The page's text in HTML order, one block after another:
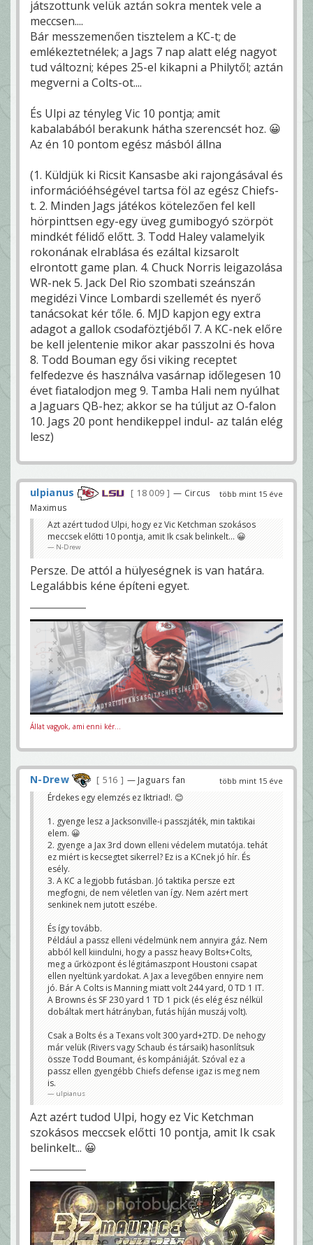
játszottunk velük aztán sokra mentek vele a
meccsen....
Bár messzemenően tisztelem a KC-t; de
emlékeztetnélek; a Jags 7 nap alatt elég nagyot
tud változni; képes 25-el kikapni a Philytől; aztán
megverni a Colts-ot....
És Ulpi az tényleg Vic 10 pontja; amit
kabalabából berakunk hátha szerencsét hoz. 😀
Az én 10 pontom egész másból állna
(1. Küldjük ki Ricsit Kansasbe aki rajongásával és
információéhségével tartsa föl az egész Chiefs-
t. 2. Minden Jags játékos kötelezően fel kell
hörpinttsen egy-egy üveg gumibogyó szörpöt
mindkét félidő előtt. 3. Todd Haley valamelyik
rokonának elrablása és ezáltal kizsarolt
elrontott game plan. 4. Chuck Norris leigazolása
WR-nek 5. Jack Del Rio szombati szeánszán
megidézi Vince Lombardi szellemét és nyerő
tanácsokat kér tőle. 6. MJD kapjon egy extra
adagot a gallok csodaföztjéből 7. A KC-nek előre
be kell jelentenie mikor akar passzolni és hova
8. Todd Bouman egy ősi viking receptet
felfedezve és használva vasárnap időlegesen 10
évet fiatalodjon meg 9. Tamba Hali nem nyúlhat
a Jaguars QB-hez; akkor se ha túljut az O-falon
10. Jags 20 pont hendikeppel indul- az talán elég
lesz)
több mint 15 éve
ulpianus 18 009
— Circus
Maximus
Azt azért tudod Ulpi, hogy ez Vic Ketchman szokásos
meccsek előtti 10 pontja, amit Ik csak belinkelt... 😀
N-Drew
Persze. De attól a hülyeségnek is van határa.
Legalábbis kéne építeni egyet.
Állat vagyok, ami enni kér...
több mint 15 éve
N-Drew 516 — Jaguars fan
Érdekes egy elemzés ez Iktriad!. 😊
1. gyenge lesz a Jacksonville-i passzjáték, min taktikai
elem. 😀
2. gyenge a Jax 3rd down elleni védelem mutatója. tehát
ez miért is kecsegtet sikerrel? Ez is a KCnek jó hír. És
esély.
3. A KC a legjobb futásban. Jó taktika persze ezt
megfogni, de nem véletlen van így. Nem azért mert
senkinek nem jutott eszébe.
És így tovább.
Például a passz elleni védelmünk nem annyira gáz. Nem
abból kell kiindulni, hogy a passz heavy Bolts+Colts,
meg a űrközpont és légitámaszpont Houstoni csapat
ellen nyeltünk yardokat. A Jax a levegőben ennyire nem
jó. Bár A Colts is Manning miatt volt 244 yard, 0 TD 1 IT.
A Browns és SF 230 yard 1 TD 1 pick (és elég ész nélkül
dobáltak mert hátrányban, futás híján muszáj volt).
Csak a Bolts és a Texans volt 300 yard+2TD. De nehogy
már velük (Rivers vagy Schaub és társaik) hasonlítsuk
össze Todd Boumant, és kompániáját. Szóval ez a
passz ellen gyengébb Chiefs defense igaz is meg nem
is.
ulpianus
Azt azért tudod Ulpi, hogy ez Vic Ketchman
szokásos meccsek előtti 10 pontja, amit Ik csak
belinkelt... 😀